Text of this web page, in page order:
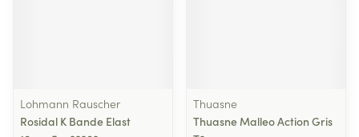
Lohmann Rauscher
Rosidal K Bande Elast
Thuasne
Thuasne Malleo Action Gris